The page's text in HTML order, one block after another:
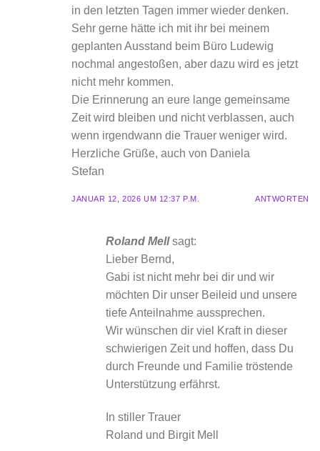
in den letzten Tagen immer wieder denken.
Sehr gerne hätte ich mit ihr bei meinem
geplanten Ausstand beim Büro Ludewig
nochmal angestoßen, aber dazu wird es jetzt
nicht mehr kommen.
Die Erinnerung an eure lange gemeinsame
Zeit wird bleiben und nicht verblassen, auch
wenn irgendwann die Trauer weniger wird.
Herzliche Grüße, auch von Daniela
Stefan
JANUAR 12, 2026 UM 12:37 P.M. ANTWORTEN
Roland Mell sagt:
Lieber Bernd,
Gabi ist nicht mehr bei dir und wir
möchten Dir unser Beileid und unsere
tiefe Anteilnahme aussprechen.
Wir wünschen dir viel Kraft in dieser
schwierigen Zeit und hoffen, dass Du
durch Freunde und Familie tröstende
Unterstützung erfährst.
In stiller Trauer
Roland und Birgit Mell